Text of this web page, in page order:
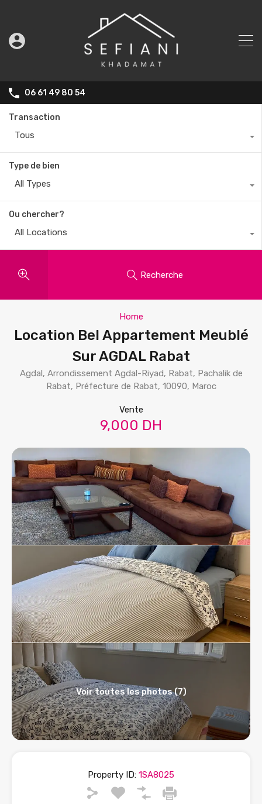
06 61 49 80 54
Transaction
Tous
Type de bien
All Types
Ou chercher?
All Locations
Recherche
Home
Location Bel Appartement Meublé
Sur AGDAL Rabat
Agdal, Arrondissement Agdal-Riyad, Rabat, Pachalik de
Rabat, Préfecture de Rabat, 10090, Maroc
Vente
9,000 DH
Voir toutes les photos (7)
Property ID: 1SA8025